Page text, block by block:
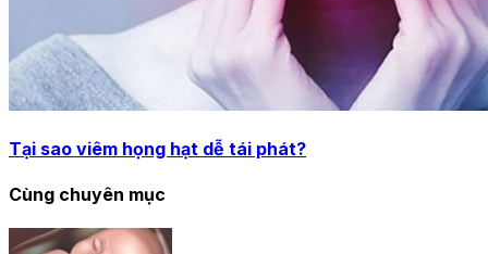
Tại sao viêm họng hạt dễ tái phát?
Cùng chuyên mục